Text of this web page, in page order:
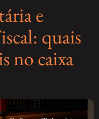
e
quais
no caixa